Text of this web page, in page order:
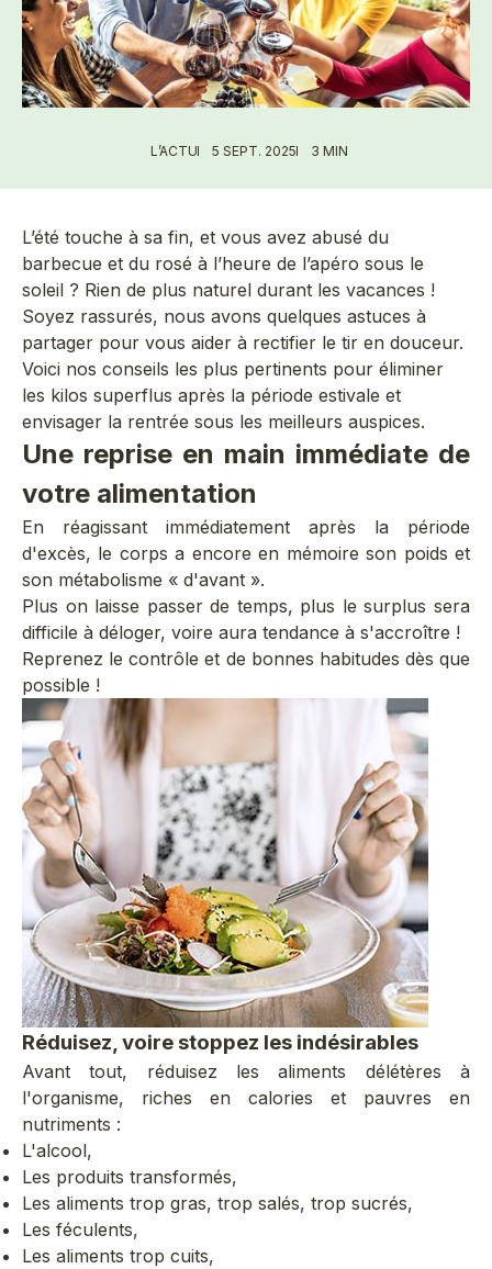
L’ACTU 5 SEPT. 2025 3 MIN
L’été touche à sa fin, et vous avez abusé du
barbecue et du rosé à l’heure de l’apéro sous le
soleil ? Rien de plus naturel durant les vacances !
Soyez rassurés, nous avons quelques astuces à
partager pour vous aider à rectifier le tir en douceur.
Voici nos conseils les plus pertinents pour éliminer
les kilos superflus après la période estivale et
envisager la rentrée sous les meilleurs auspices.
Une reprise en main immédiate de
votre alimentation
En réagissant immédiatement après la période
d'excès, le corps a encore en mémoire son poids et
son métabolisme « d'avant ».
Plus on laisse passer de temps, plus le surplus sera
difficile à déloger, voire aura tendance à s'accroître !
Reprenez le contrôle et de bonnes habitudes dès que
possible !
Réduisez, voire stoppez les indésirables
Avant tout, réduisez les aliments délétères à
l'organisme, riches en calories et pauvres en
nutriments :
L'alcool,
Les produits transformés,
Les aliments trop gras, trop salés, trop sucrés,
Les féculents,
Les aliments trop cuits,